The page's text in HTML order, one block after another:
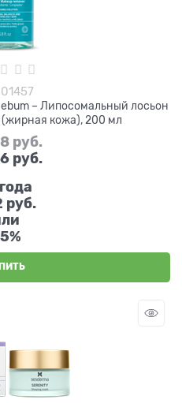
– Липосомальный лосьон
кожа), 200 мл
руб.
руб.
руб.